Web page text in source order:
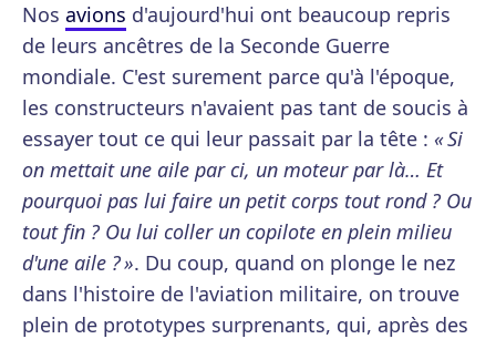
Nos avions d'aujourd'hui ont beaucoup repris
de leurs ancêtres de la Seconde Guerre
mondiale. C'est surement parce qu'à l'époque,
les constructeurs n'avaient pas tant de soucis à
essayer tout ce qui leur passait par la tête : « Si
on mettait une aile par ci, un moteur par là… Et
pourquoi pas lui faire un petit corps tout rond ? Ou
tout fin ? Ou lui coller un copilote en plein milieu
d'une aile ? ». Du coup, quand on plonge le nez
dans l'histoire de l'aviation militaire, on trouve
plein de prototypes surprenants, qui, après des